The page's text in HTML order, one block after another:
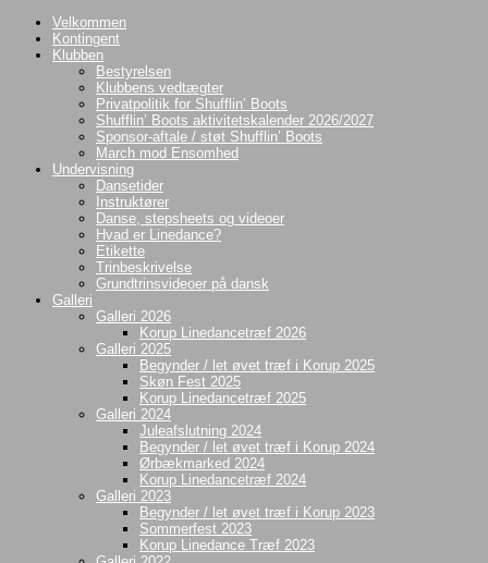
Videre
indhold
Velkommen
Kontingent
Klubben
Bestyrelsen
Klubbens vedtægter
Privatpolitik for Shufflin’ Boots
Shufflin’ Boots aktivitetskalender 2026/2027
Sponsor-aftale / støt Shufflin’ Boots
March mod Ensomhed
Undervisning
Dansetider
Instruktører
Danse, stepsheets og videoer
Hvad er Linedance?
Etikette
Trinbeskrivelse
Grundtrinsvideoer på dansk
Galleri
Galleri 2026
Korup Linedancetræf 2026
Galleri 2025
Begynder / let øvet træf i Korup 2025
Skøn Fest 2025
Korup Linedancetræf 2025
Galleri 2024
Juleafslutning 2024
Begynder / let øvet træf i Korup 2024
Ørbækmarked 2024
Korup Linedancetræf 2024
Galleri 2023
Begynder / let øvet træf i Korup 2023
Sommerfest 2023
Korup Linedance Træf 2023